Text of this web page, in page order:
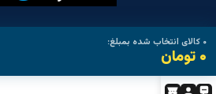
۰ کالای انتخاب شده بمبلغ:
۰ تومان تمام حقوق مادی و معنوی این سایت